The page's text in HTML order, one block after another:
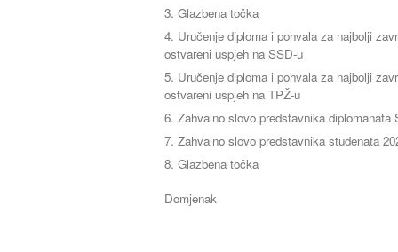
Glazbena točka
Uručenje diploma i pohvala za najbolji
ostvareni uspjeh na SSD-u
Uručenje diploma i pohvala za najbolji
ostvareni uspjeh na TPŽ-u
Zahvalno slovo predstavnika diplomanata
Zahvalno slovo predstavnika studenata
Glazbena točka
Domjenak